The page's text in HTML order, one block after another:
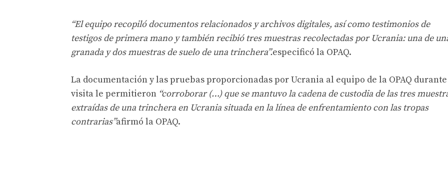
“El equipo recopiló documentos relacionados y archivos digitales, así como testimonios de
testigos de primera mano y también recibió tres muestras recolectadas por Ucrania: una de
granada y dos muestras de suelo de una trinchera”.especificó la OPAQ.
La documentación y las pruebas proporcionadas por Ucrania al equipo de la OPAQ
visita le permitieron “corroborar (…) que se mantuvo la cadena de custodia de las tres
extraídas de una trinchera en Ucrania situada en la línea de enfrentamiento con las tropas
contrarias”afirmó la OPAQ.